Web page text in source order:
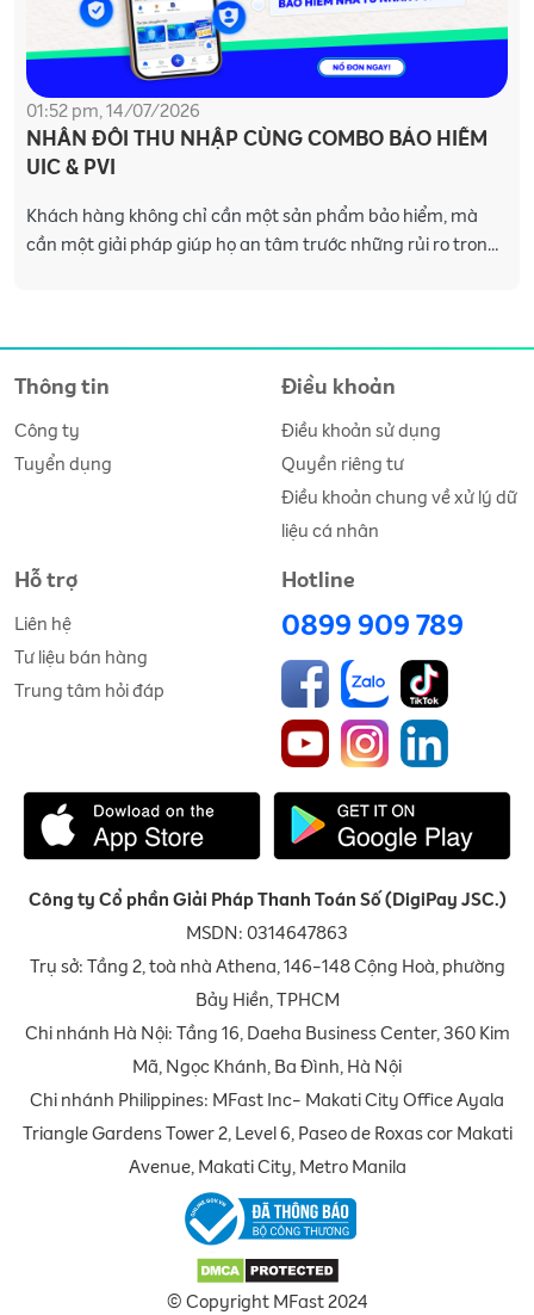
01:52 pm, 14/07/2026
NHÂN ĐÔI THU NHẬP CÙNG COMBO BẢO HIỂM
UIC & PVI
Khách hàng không chỉ cần một sản phẩm bảo hiểm, mà
cần một giải pháp giúp họ an tâm trước những rủi ro trong
Thông tin
Công ty
Tuyển dụng
Điều khoản
Điều khoản sử dụng
Quyền riêng tư
Điều khoản chung về xử lý dữ
liệu cá nhân
Hỗ trợ
Liên hệ
Tư liệu bán hàng
Trung tâm hỏi đáp
Hotline
0899 909 789
Công ty Cổ phần Giải Pháp Thanh Toán Số (DigiPay JSC.)
MSDN: 0314647863
Trụ sở: Tầng 2, toà nhà Athena, 146-148 Cộng Hoà, phường
Bảy Hiền, TPHCM
Chi nhánh Hà Nội: Tầng 16, Daeha Business Center, 360 Kim
Mã, Ngọc Khánh, Ba Đình, Hà Nội
Chi nhánh Philippines: MFast Inc- Makati City Office Ayala
Triangle Gardens Tower 2, Level 6, Paseo de Roxas cor Makati
Avenue, Makati City, Metro Manila
© Copyright MFast 2024